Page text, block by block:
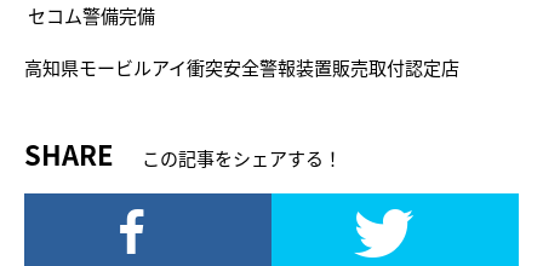
セコム警備完備
高知県モービルアイ衝突安全警報装置販売取付認定店
SHARE この記事をシェアする！